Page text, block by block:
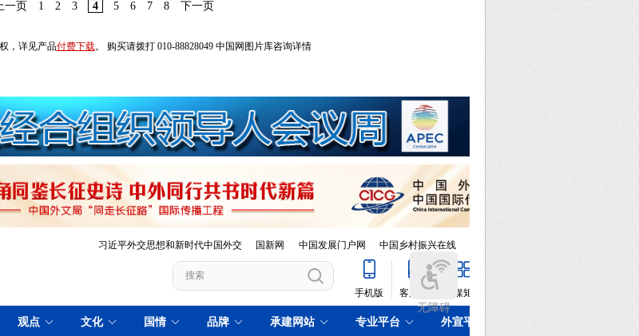
一页 1 2 3 4 5 6 7 8 下一页
，详见产品付费下载。 购买请拨打 010-88828049 中国网图片库咨询详情